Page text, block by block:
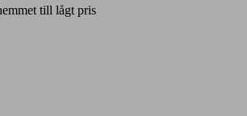
till lågt pris